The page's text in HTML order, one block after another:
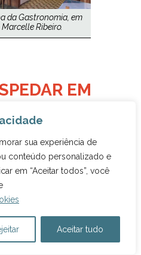
sua experiência de
conteúdo personalizado e
em “Aceitar todos”, você
Aceitar tudo
da Gastronomia, em
Ribeiro.
EM
em Lumiar, é melhor
e hotéis em São Pedro
de hospedagem.
de restaurantes,
Amaryllis, que fica